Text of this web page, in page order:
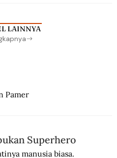
LAINNYA
Pamer
Superhero
manusia biasa.